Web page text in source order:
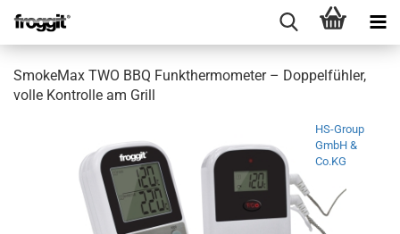
SmokeMax TWO BBQ Funkthermometer – Doppel­fühler,
volle Kontrolle am Grill
HS-Group
GmbH &
Co.KG